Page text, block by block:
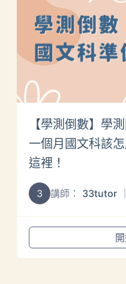
【學測倒數】學
一個月國文科該
這裡！
3 講師： 33tutor